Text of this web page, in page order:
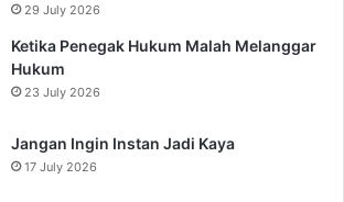
29 July 2026
Ketika Penegak Hukum Malah Melanggar
Hukum
23 July 2026
Jangan Ingin Instan Jadi Kaya
17 July 2026